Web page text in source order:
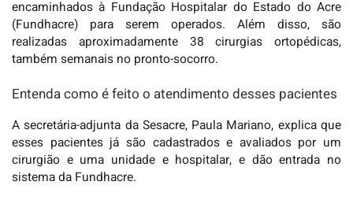
encaminhados à Fundação Hospitalar do Estado do Acre
(Fundhacre) para serem operados. Além disso, são
realizadas aproximadamente 38 cirurgias ortopédicas,
também semanais no pronto-socorro.
Entenda como é feito o atendimento desses pacientes
A secretária-adjunta da Sesacre, Paula Mariano, explica que
esses pacientes já são cadastrados e avaliados por um
cirurgião e uma unidade e hospitalar, e dão entrada no
sistema da Fundhacre.